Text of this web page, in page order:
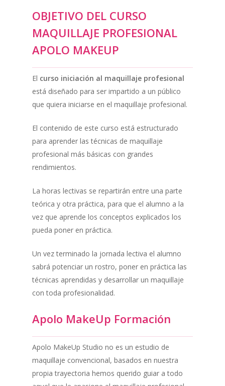
OBJETIVO DEL CURSO
MAQUILLAJE PROFESIONAL
APOLO MAKEUP
El curso iniciación al maquillaje profesional
está diseñado para ser impartido a un público
que quiera iniciarse en el maquillaje profesional.
El contenido de este curso está estructurado
para aprender las técnicas de maquillaje
profesional más básicas con grandes
rendimientos.
La horas lectivas se repartirán entre una parte
teórica y otra práctica, para que el alumno a la
vez que aprende los conceptos explicados los
pueda poner en práctica.
Un vez terminado la jornada lectiva el alumno
sabrá potenciar un rostro, poner en práctica las
técnicas aprendidas y desarrollar un maquillaje
con toda profesionalidad.
Apolo MakeUp Formación
Apolo MakeUp Studio no es un estudio de
maquillaje convencional, basados en nuestra
propia trayectoria hemos querido guiar a todo